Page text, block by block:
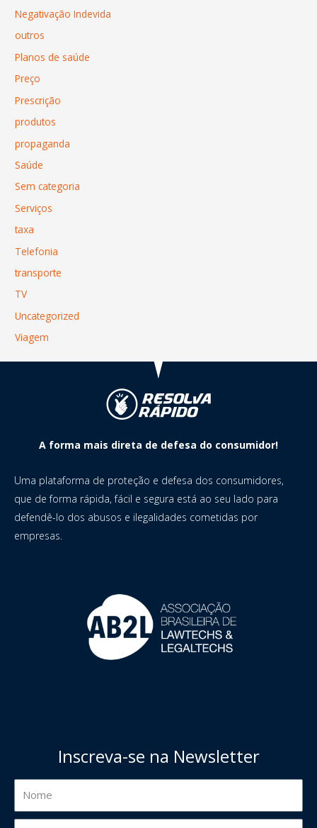
Negativação Indevida
outros
Planos de saúde
Preço
Prescrição
produtos
propaganda
Saúde
Sem categoria
Serviços
taxa
Telefonia
transporte
TV
Uncategorized
Viagem
A forma mais direta de defesa do consumidor!
Uma plataforma de proteção e defesa dos consumidores,
que de forma rápida, fácil e segura está ao seu lado para
defendê-lo dos abusos e ilegalidades cometidas por
empresas.
Inscreva-se na Newsletter